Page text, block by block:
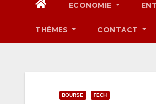
ECONOMIE
THÈMES CONTACT
BOURSE TECH